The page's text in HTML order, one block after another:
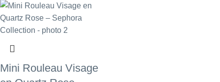
Mini Rouleau Visage